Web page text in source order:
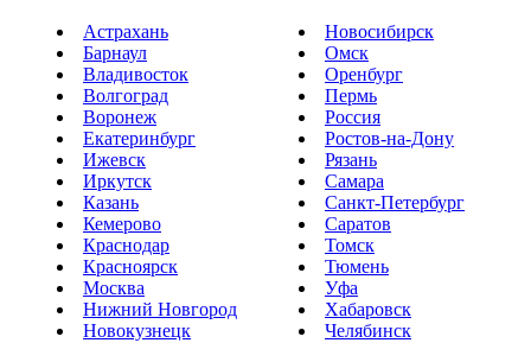
Астрахань
Барнаул
Владивосток
Волгоград
Воронеж
Екатеринбург
Ижевск
Иркутск
Казань
Кемерово
Краснодар
Красноярск
Москва
Нижний Новгород
Новокузнецк
Новосибирск
Омск
Оренбург
Пермь
Россия
Ростов-на-Дону
Рязань
Самара
Санкт-Петербург
Саратов
Томск
Тюмень
Уфа
Хабаровск
Челябинск